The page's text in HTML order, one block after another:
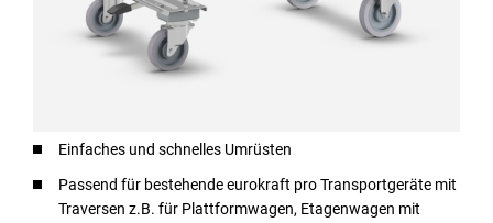
Einfaches und schnelles Umrüsten
Passend für bestehende eurokraft pro Transportgeräte mit
Traversen z.B. für Plattformwagen, Etagenwagen mit